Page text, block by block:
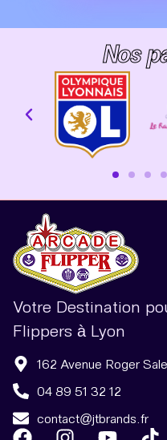
Nos
Votre Destination
Flippers à Lyon
162 Avenue Roger
04 89 51 32 12
contact@jtbrands.fr